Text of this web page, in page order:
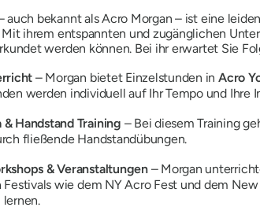
auch bekannt als Acro Morgan – ist eine
ihrem entspannten und zugänglichen
werden können. Bei ihr erwartet Sie
– Morgan bietet Einzelstunden inAcro
werden individuell auf Ihr Tempo und Ihre
& Handstand Training – Bei diesem Training
fließende Handstandübungen.
& Veranstaltungen– Morgan
Festivals wie dem NY Acro Fest und dem
lernen.